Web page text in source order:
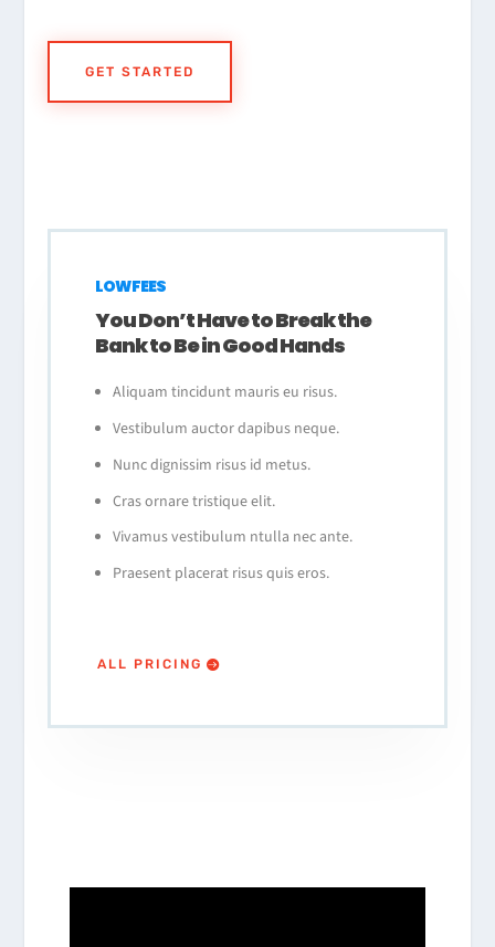
GET STARTED
LOW FEES
You Don’t Have to Break the
Bank to Be in Good Hands
Aliquam tincidunt mauris eu risus.
Vestibulum auctor dapibus neque.
Nunc dignissim risus id metus.
Cras ornare tristique elit.
Vivamus vestibulum ntulla nec ante.
Praesent placerat risus quis eros.
ALL PRICING